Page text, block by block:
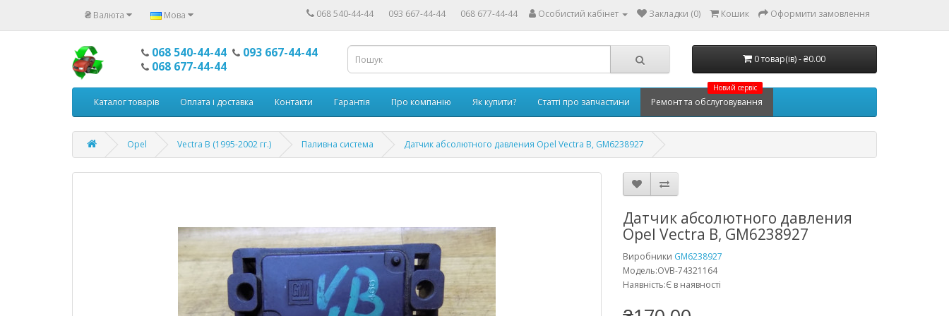
₴ Валюта Мова 068 540-44-44 093 667-44-44 068 677-44-44 Особистий кабінет Закладки (0) Кошик Оформити замовлення
068 540-44-44
093 667-44-44
068 677-44-44
0 товар(ів) - ₴0.00
Каталог товарів Оплата і доставка Контакти Гарантія Про компанію Як купити? Статті про запчастини
Новий сервіс
Ремонт та обслуговування
Opel Vectra B (1995-2002 гг.) Паливна система Датчик абсолютного давления Opel Vectra B, GM6238927
Датчик абсолютного давления
Opel Vectra B, GM6238927
Виробники GM6238927
Модель:OVB-74321164
Наявність:Є в наявності